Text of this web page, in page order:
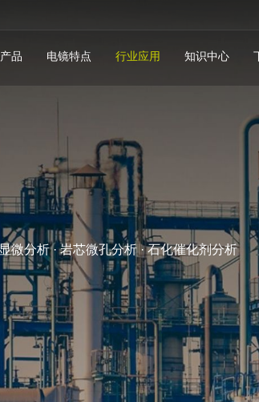
品 电镜特点 行业应用 知识中心
微分析 · 岩芯微孔分析 · 石化催化剂分析